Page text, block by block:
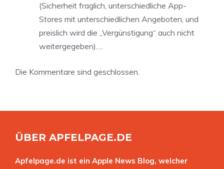
(Sicherheit fraglich, unterschiedliche App-
Stores mit unterschiedlichen Angeboten, und
preislich wird die „Vergünstigung“ auch nicht
weitergegeben)….
Die Kommentare sind geschlossen.
ÜBER APFELPAGE.DE
Apfelpage.de ist ein Apple News Blog, welcher